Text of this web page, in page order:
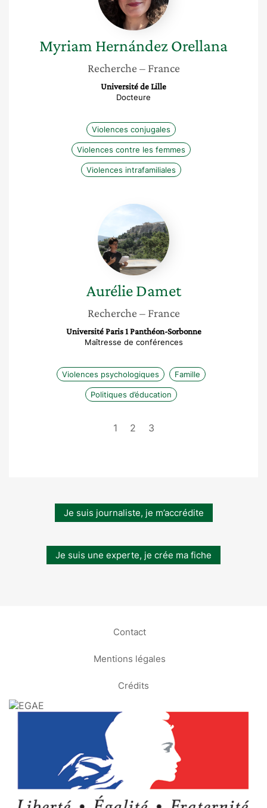
Myriam Hernández Orellana
Recherche – France
Université de Lille
Docteure
Violences conjugales
Violences contre les femmes
Violences intrafamiliales
Aurélie
Damet
Aurélie Damet
Recherche – France
Université Paris 1 Panthéon-Sorbonne
Maîtresse de conférences
Violences psychologiques Famille
Politiques d’éducation
1 2 3
Je suis journaliste, je m’accrédite
Je suis une experte, je crée ma fiche
Contact
Mentions légales
Crédits